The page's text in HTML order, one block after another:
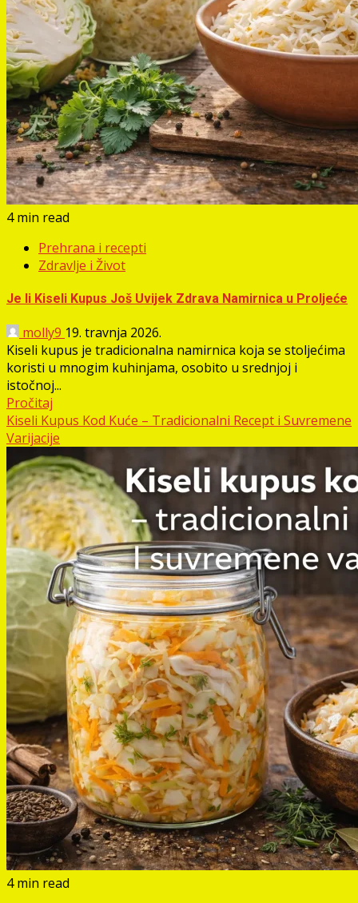
4 min read
Prehrana i recepti
Zdravlje i Život
Je li Kiseli Kupus Još Uvijek Zdrava Namirnica u Proljeće
molly9 19. travnja 2026.
Kiseli kupus je tradicionalna namirnica koja se stoljećima
koristi u mnogim kuhinjama, osobito u srednjoj i
istočnoj...
Pročitaj
Kiseli Kupus Kod Kuće – Tradicionalni Recept i Suvremene
Varijacije
4 min read